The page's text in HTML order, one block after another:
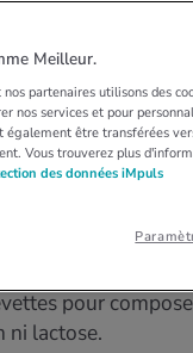
pour
ni lactose.
Meilleur.
nos partenaires utilisons des
nos services et pour
également être transférées
Vous trouverez plus
des données iMpuls